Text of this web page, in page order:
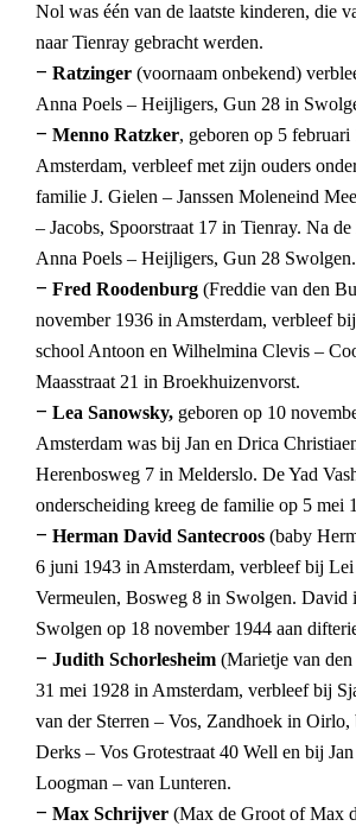
Nol was één van de laatste kinderen, die
naar Tienray gebracht werden.
– Ratzinger (voornaam onbekend)
Anna Poels – Heijligers, Gun 28 in
– Menno Ratzker, geboren op 5 februari
Amsterdam, verbleef met zijn ouders
familie J. Gielen – Janssen Moleneind
– Jacobs, Spoorstraat 17 in Tienray. Na
Anna Poels – Heijligers, Gun 28 Swolgen.
– Fred Roodenburg (Freddie van den
november 1936 in Amsterdam, verbleef
school Antoon en Wilhelmina Clevis –
Maasstraat 21 in Broekhuizenvorst.
– Lea Sanowsky, geboren op 10
Amsterdam was bij Jan en Drica
Herenbosweg 7 in Melderslo. De Yad
onderscheiding kreeg de familie op 5 mei
– Herman David Santecroos (baby
6 juni 1943 in Amsterdam, verbleef bij
Vermeulen, Bosweg 8 in Swolgen. David
Swolgen op 18 november 1944 aan
– Judith Schorlesheim (Marietje van
31 mei 1928 in Amsterdam, verbleef bij
van der Sterren – Vos, Zandhoek in
Derks – Vos Grotestraat 40 Well en bij
Loogman – van Lunteren.
– Max Schrijver (Max de Groot of Max